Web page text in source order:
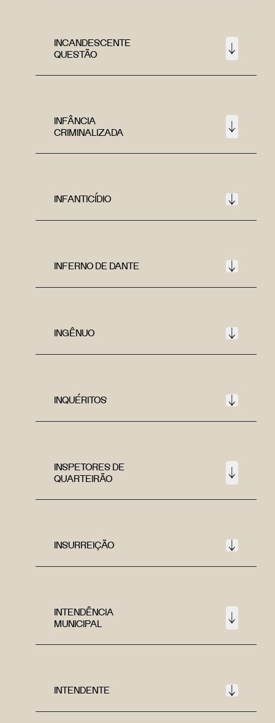
INCANDESCENTE
QUESTÃO
INFÂNCIA
CRIMINALIZADA
INFANTICÍDIO
INFERNO DE DANTE
INGÊNUO
INQUÉRITOS
INSPETORES DE
QUARTEIRÃO
INSURREIÇÃO
INTENDÊNCIA
MUNICIPAL
INTENDENTE